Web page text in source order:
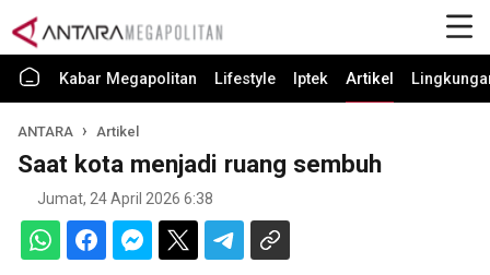
Kabar Megapolitan Lifestyle Iptek Artikel
ANTARA Artikel
Saat kota menjadi ruang sembuh
Jumat, 24 April 2026 6:38